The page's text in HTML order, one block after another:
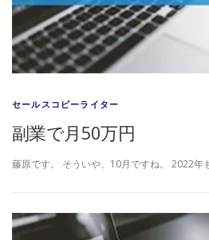
セールスコピーライター
副業で月50万円
藤原です。 そういや、10月ですね。 2022年